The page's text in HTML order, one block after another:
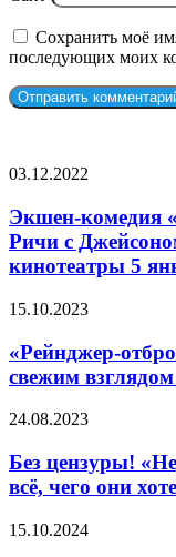
Сохранить моё
последующих моих
Экшен-
«Операция
„Фортуна“»
Гая
Ричи
Джейсоном
приглашает
в
кинотеатры
5
(видео)
03.12.2022
Экшен-комедия
Ричи с
кинотеатры 5
«Рейнджер-
—
первый
трейлер
со
взглядом
на
токусацу
15.10.2023
«Рейнджер-
свежим
Без
«Неудержимые
4»
дарят
всё,
24.08.2023
Без цензуры!
всё, чего они
Forgotten
15.10.2024